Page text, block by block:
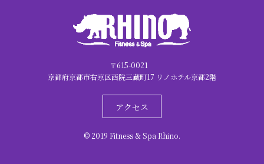
〒615-0021
京都府京都市右京区西院三蔵町17 リノホテル京都2階
アクセス
© 2019 Fitness & Spa Rhino.